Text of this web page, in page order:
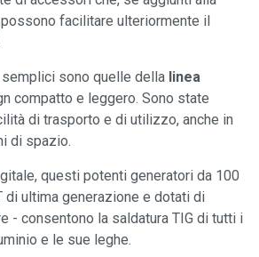
facilitare ulteriormente il
sono quelle della linea
compatto e leggero. Sono state
di trasporto e di utilizzo, anche in
di spazio.
questi potenti generatori da 100
di ultima generazione e dotati di
- consentono la saldatura TIG di tutti i
e le sue leghe.